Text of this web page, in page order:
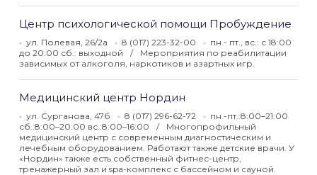
Центр психологической помощи Пробуждение
ул. Полевая, 26/2а 8 (017) 223-32-00
пн.- пт., вс.: с 18:00
до 20:00 сб.: выходной
Мероприятия по реабилитации
зависимых от алкоголя, наркотиков и азартных игр.
Медицинский центр Нордин
ул. Сурганова, 47б 8 (017) 296-62-72
пн.-пт.:8:00–21:00
сб.:8:00–20:00 вс.:8:00–16:00
Многопрофильный
медицинский центр с современным диагностическим и
лечебным оборудованием. Работают также детские врачи. У
«Нордин» также есть собственный фитнес-центр,
тренажерный зал и spa-комплекс с бассейном и сауной.